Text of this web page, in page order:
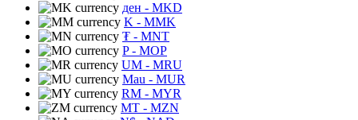
ден - MKD
K - MMK
₮ - MNT
P- MOP
UM - MRU
Mau - MUR
RM - MYR
MT - MZN